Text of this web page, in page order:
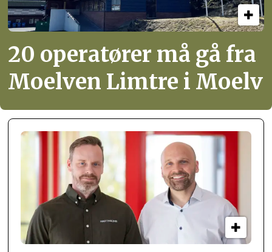
20 operatører må gå fra
Moelven Limtre i Moelv